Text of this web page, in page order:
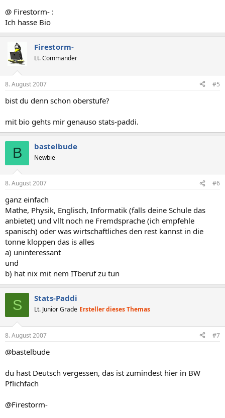
@ Firestorm- :
Ich hasse Bio
Firestorm-
Lt. Commander
8. August 2007 #5
bist du denn schon oberstufe?
mit bio gehts mir genauso stats-paddi.
B bastelbude
Newbie
8. August 2007 #6
ganz einfach
Mathe, Physik, Englisch, Informatik (falls deine Schule das
anbietet) und vllt noch ne Fremdsprache (ich empfehle
spanisch) oder was wirtschaftliches den rest kannst in die
tonne kloppen das is alles
a) uninteressant
und
b) hat nix mit nem ITberuf zu tun
S Stats-Paddi
Lt. Junior Grade Ersteller dieses Themas
8. August 2007 #7
@bastelbude
du hast Deutsch vergessen, das ist zumindest hier in BW
Pflichfach
@Firestorm-